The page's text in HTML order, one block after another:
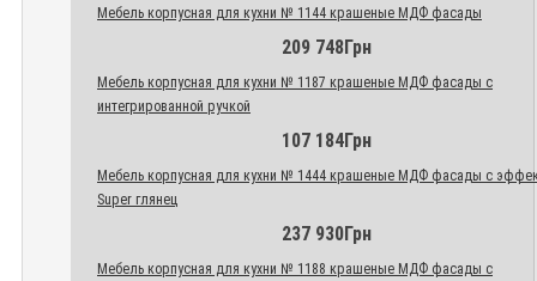
Мебель корпусная для кухни № 1144 крашеные МДФ фасады
209 748Грн
Мебель корпусная для кухни № 1187 крашеные МДФ фасады с
интегрированной ручкой
107 184Грн
Мебель корпусная для кухни № 1444 крашеные МДФ фасады с
Super глянец
237 930Грн
Мебель корпусная для кухни № 1188 крашеные МДФ фасады с